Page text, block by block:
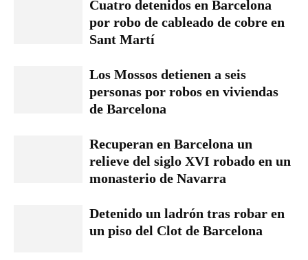
Cuatro detenidos en Barcelona
por robo de cableado de cobre en
Sant Martí
Los Mossos detienen a seis
personas por robos en viviendas
de Barcelona
Recuperan en Barcelona un
relieve del siglo XVI robado en un
monasterio de Navarra
Detenido un ladrón tras robar en
un piso del Clot de Barcelona